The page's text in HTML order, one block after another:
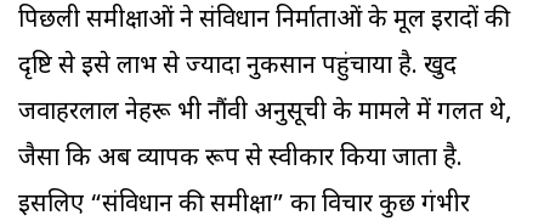
पिछली समीक्षाओं ने संविधान निर्माताओं के मूल इरादों की
दृष्टि से इसे लाभ से ज्यादा नुकसान पहुंचाया है. खुद
जवाहरलाल नेहरू भी नौंवी अनुसूची के मामले में गलत थे,
जैसा कि अब व्यापक रूप से स्वीकार किया जाता है.
इसलिए “संविधान की समीक्षा” का विचार कुछ गंभीर